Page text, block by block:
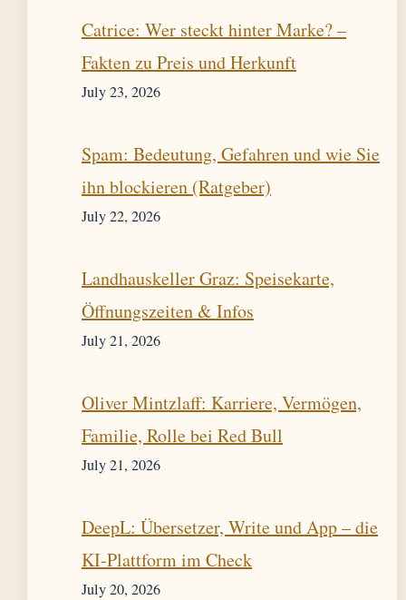
Catrice: Wer steckt hinter Marke? –
Fakten zu Preis und Herkunft
July 23, 2026
Spam: Bedeutung, Gefahren und wie Sie
ihn blockieren (Ratgeber)
July 22, 2026
Landhauskeller Graz: Speisekarte,
Öffnungszeiten & Infos
July 21, 2026
Oliver Mintzlaff: Karriere, Vermögen,
Familie, Rolle bei Red Bull
July 21, 2026
DeepL: Übersetzer, Write und App – die
KI-Plattform im Check
July 20, 2026